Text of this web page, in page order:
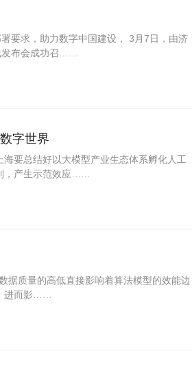
要求，助力数字中国建设， 3月7日，由济
发布会成功召……
字世界
要总结好以大模型产业生态体系孵化人工
，产生示范效应……
据质量的高低直接影响着算法模型的效能边
进而影……